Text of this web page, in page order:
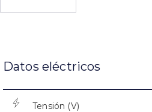
Datos eléctricos
Tensión (V)